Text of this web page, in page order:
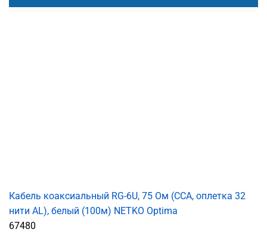
Кабель коаксиальный RG-6U, 75 Ом (CCA, оплетка 32
нити AL), белый (100м) NETKO Optima
67480